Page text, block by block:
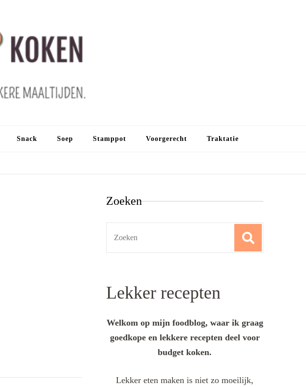
Snack Soep Stamppot Voorgerecht Traktatie
Zoeken
Lekker recepten
Welkom op mijn foodblog, waar ik graag
goedkope en lekkere recepten deel voor
budget koken.
Lekker eten maken is niet zo moeilijk,